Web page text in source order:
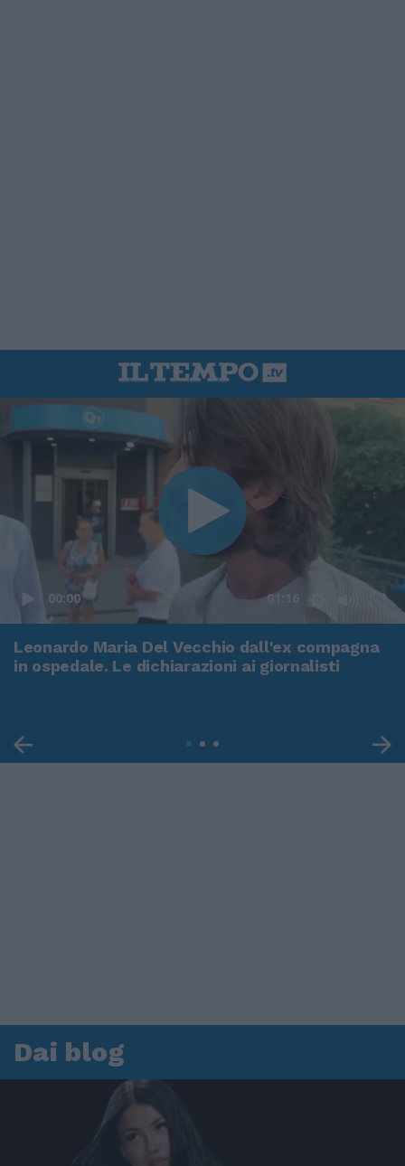
00:00 01:16
Leonardo Maria Del Vecchio dall'ex compagna
in ospedale. Le dichiarazioni ai giornalisti
Dai blog